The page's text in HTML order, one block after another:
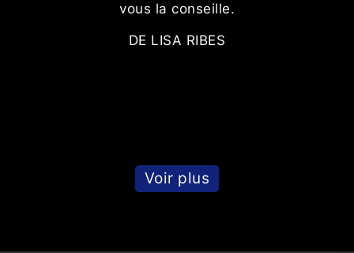
vous la conseille.
DE LISA RIBES
Voir plus